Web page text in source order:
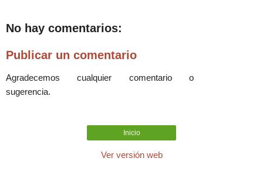
No hay comentarios:
Publicar un comentario
Agradecemos cualquier comentario o
sugerencia.
Inicio
Ver versión web